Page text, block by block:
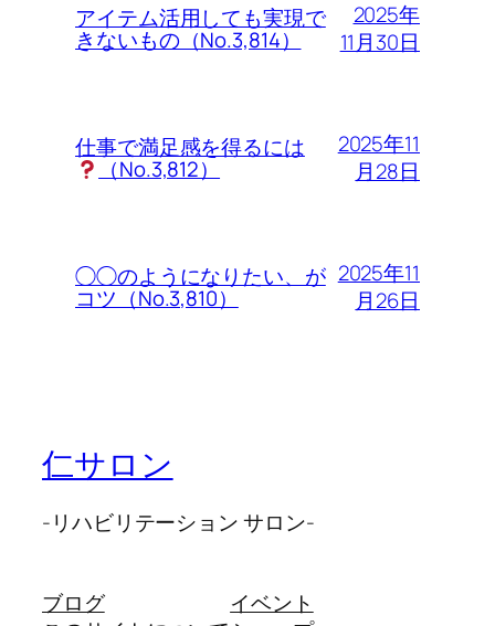
アイテム活用しても実現で
きないもの（No.3,814）
2025年
11月30日
仕事で満足感を得るには
（No.3,812）
2025年11
月28日
◯◯のようになりたい、が
コツ（No.3,810）
2025年11
月26日
仁サロン
-リハビリテーション サロン-
ブログ
イベント